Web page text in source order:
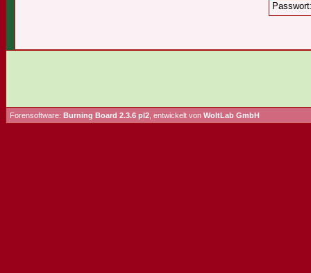
Forensoftware: Burning Board 2.3.6 pl2 , entwickelt von WoltLab GmbH